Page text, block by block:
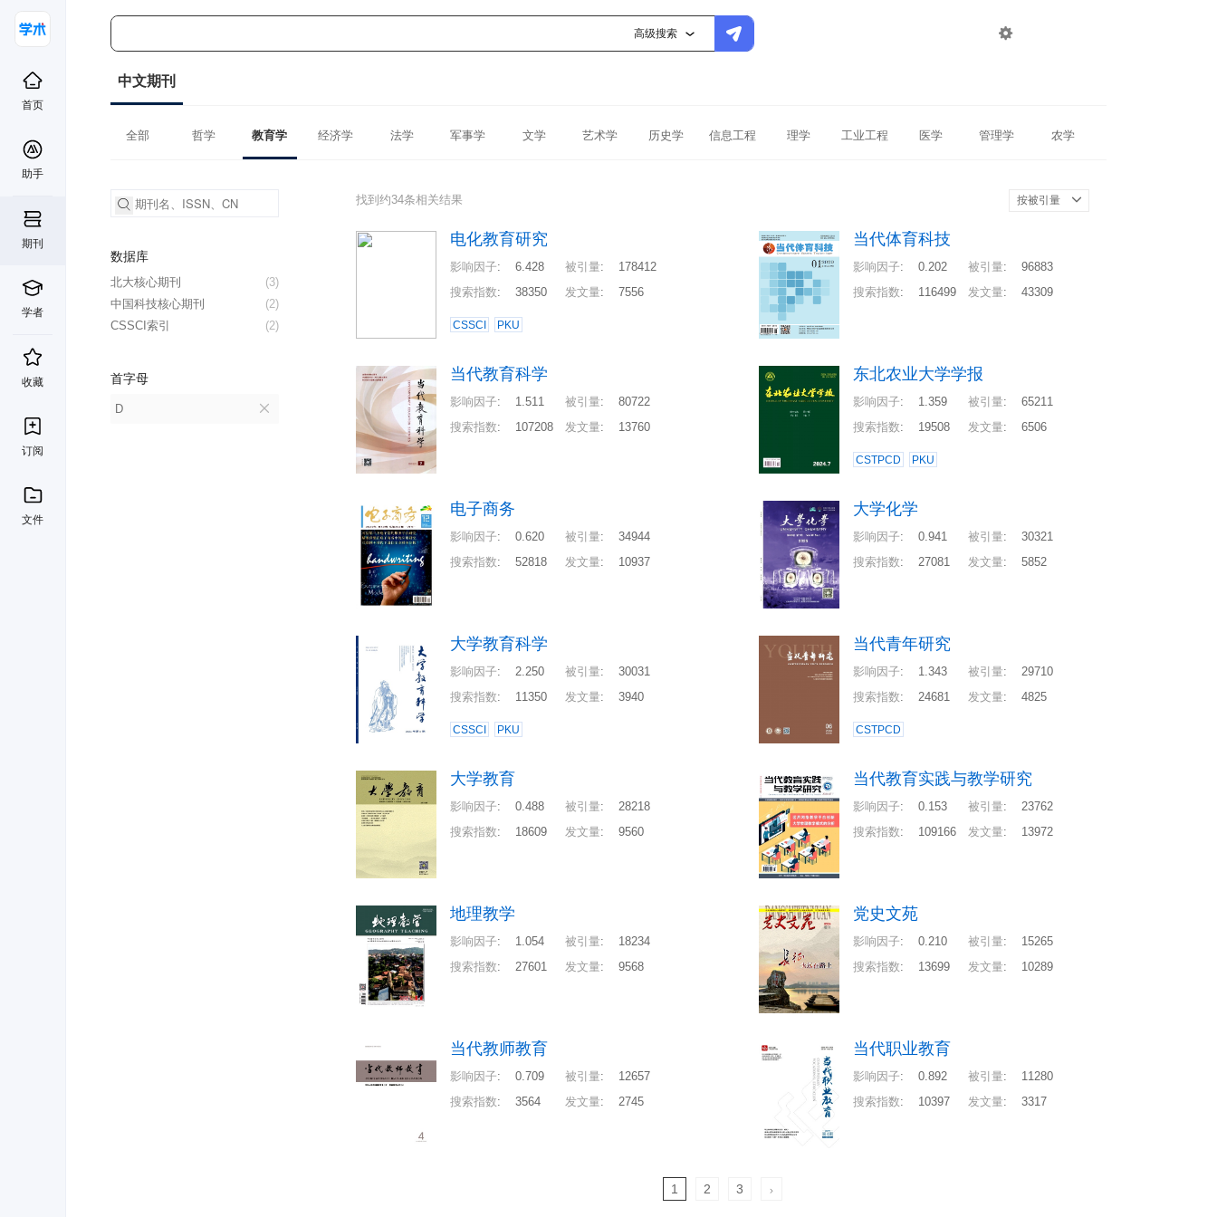
高级搜索 
首页
助手
期刊
学者
收藏
订阅
文件
中文期刊
全部 哲学 教育学 经济学 法学 军事学 文学 艺术学 历史学 信息工程 理学 工业工程 医学 管理学 农学
数据库
(3)
北大核心期刊
(2)
中国科技核心期刊
(2)
CSSCI索引
首字母
D
找到约34条相关结果 按被引量
电化教育研究
影响因子: 6.428 被引量:
178412
搜索指数: 38350 发文量: 7556
CSSCI PKU
当代体育科技
影响因子: 0.202 被引量:
96883
搜索指数: 116499 发文量: 43309
当代教育科学
影响因子: 1.511 被引量:
80722
搜索指数: 107208 发文量: 13760
东北农业大学学报
影响因子: 1.359 被引量:
65211
搜索指数: 19508 发文量: 6506
CSTPCD PKU
电子商务
影响因子: 0.620 被引量:
34944
搜索指数: 52818 发文量: 10937
大学化学
影响因子: 0.941 被引量:
30321
搜索指数: 27081 发文量: 5852
大学教育科学
影响因子: 2.250 被引量:
30031
搜索指数: 11350 发文量: 3940
CSSCI PKU
当代青年研究
影响因子: 1.343 被引量:
29710
搜索指数: 24681 发文量: 4825
CSTPCD
大学教育
影响因子: 0.488 被引量:
28218
搜索指数: 18609 发文量: 9560
当代教育实践与教学研究
影响因子: 0.153 被引量:
23762
搜索指数: 109166 发文量: 13972
地理教学
影响因子: 1.054 被引量:
18234
搜索指数: 27601 发文量: 9568
党史文苑
影响因子: 0.210 被引量:
15265
搜索指数: 13699 发文量: 10289
当代教师教育
影响因子: 0.709 被引量:
12657
搜索指数: 3564 发文量: 2745
当代职业教育
影响因子: 0.892 被引量:
11280
搜索指数: 10397 发文量: 3317
1 2 3 